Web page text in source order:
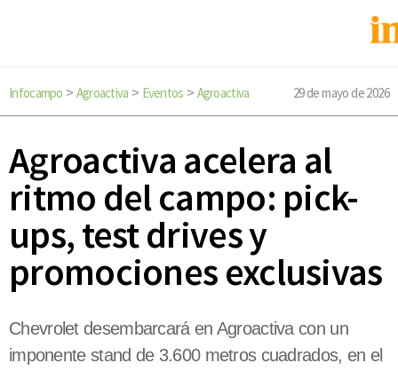
Infocampo > Agroactiva > Eventos > Agroactiva 29 de mayo de 2026
Agroactiva acelera al
ritmo del campo: pick-
ups, test drives y
promociones exclusivas
Chevrolet desembarcará en Agroactiva con un
imponente stand de 3.600 metros cuadrados, en el